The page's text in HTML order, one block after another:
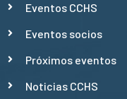
Eventos CCHS
Eventos socios
Próximos eventos
Noticias CCHS